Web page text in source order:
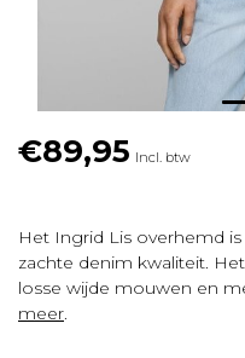
€89,95 Incl. btw
Het Ingrid Lis overhemd
zachte denim kwaliteit.
losse wijde mouwen en
meer.